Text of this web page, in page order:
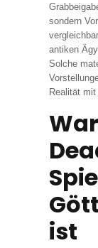
sondern
antiken
Solche
Realität
ist